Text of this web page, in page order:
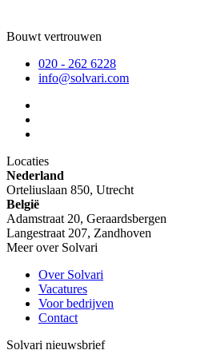
Bouwt vertrouwen
020 - 262 6228
info@solvari.com
Locaties
Nederland
Orteliuslaan 850, Utrecht
België
Adamstraat 20, Geraardsbergen
Langestraat 207, Zandhoven
Meer over Solvari
Over Solvari
Vacatures
Voor bedrijven
Contact
Solvari nieuwsbrief